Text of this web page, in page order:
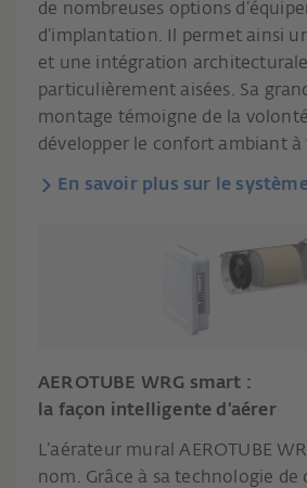
de nombreuses options
d’implantation. Il permet ainsi
et une intégration architecturale
particulièrement aisées. Sa
montage témoigne de la volonté
développer le confort ambiant à
En savoir plus sur le
AEROTUBE WRG smart :
la façon intelligente d’aérer
L’aérateur mural AEROTUBE
nom. Grâce à sa technologie de